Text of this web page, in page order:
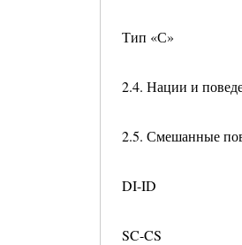
Тип «С»
2.4. Нации и
2.5. Смешанные
DI-ID
SC-CS